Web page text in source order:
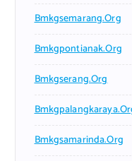
Bmkgsemarang.org
Bmkgpontianak.org
Bmkgserang.org
Bmkgsamarinda.org